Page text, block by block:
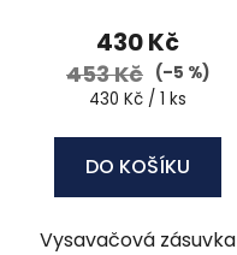
430 Kč
453 Kč (–5 %)
Měrná
430 Kč / 1 ks
DO KOŠÍKU
Vysavačová zásuvka